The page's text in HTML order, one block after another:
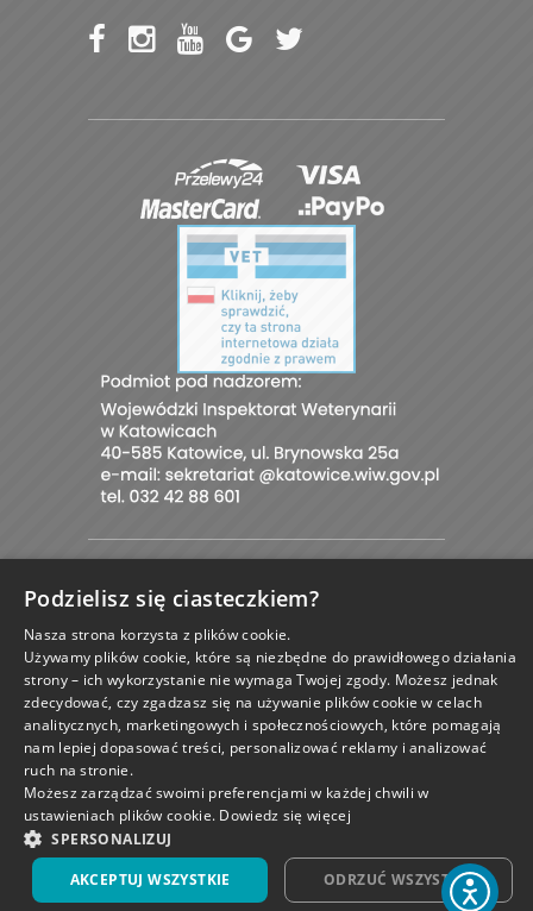
|
PROJEKT I OPROGRAMOWANIE SKLEPU:
zamknij
Podzielisz się ciasteczkiem?
Nasza strona korzysta z plików cookie.
Używamy plików cookie, które są niezbędne do prawidłowego działania
strony – ich wykorzystanie nie wymaga Twojej zgody. Możesz jednak
zdecydować, czy zgadzasz się na używanie plików cookie w celach
analitycznych, marketingowych i społecznościowych, które pomagają
nam lepiej dopasować treści, personalizować reklamy i analizować
ruch na stronie.
Możesz zarządzać swoimi preferencjami w każdej chwili w
ustawieniach plików cookie. Dowiedz się więcej
SPERSONALIZUJ
AKCEPTUJ WSZYSTKIE
ODRZUĆ WSZYSTKIE